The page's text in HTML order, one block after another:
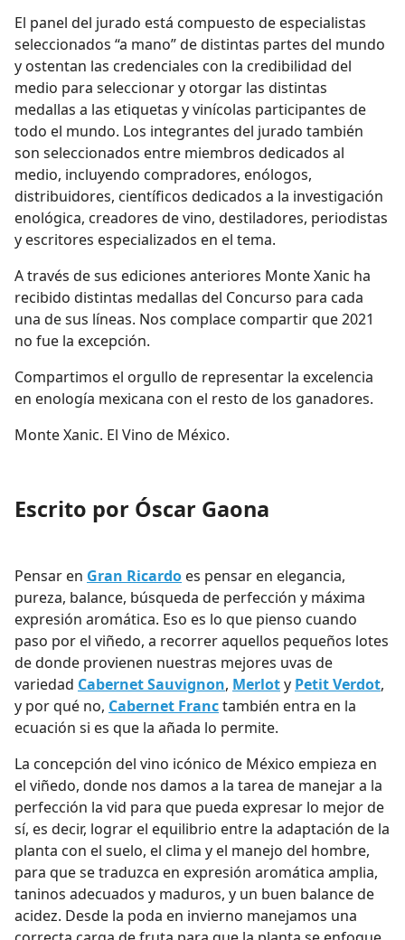
El panel del jurado está compuesto de especialistas
seleccionados “a mano” de distintas partes del mundo
y ostentan las credenciales con la credibilidad del
medio para seleccionar y otorgar las distintas
medallas a las etiquetas y vinícolas participantes de
todo el mundo. Los integrantes del jurado también
son seleccionados entre miembros dedicados al
medio, incluyendo compradores, enólogos,
distribuidores, científicos dedicados a la investigación
enológica, creadores de vino, destiladores, periodistas
y escritores especializados en el tema.
A través de sus ediciones anteriores Monte Xanic ha
recibido distintas medallas del Concurso para cada
una de sus líneas. Nos complace compartir que 2021
no fue la excepción.
Compartimos el orgullo de representar la excelencia
en enología mexicana con el resto de los ganadores.
Monte Xanic. El Vino de México.
Escrito por Óscar Gaona
Pensar en Gran Ricardo es pensar en elegancia,
pureza, balance, búsqueda de perfección y máxima
expresión aromática. Eso es lo que pienso cuando
paso por el viñedo, a recorrer aquellos pequeños lotes
de donde provienen nuestras mejores uvas de
variedad Cabernet Sauvignon, Merloty Petit Verdot,
y por qué no, Cabernet Franctambién entra en la
ecuación si es que la añada lo permite.
La concepción del vino icónico de México empieza en
el viñedo, donde nos damos a la tarea de manejar a la
perfección la vid para que pueda expresar lo mejor de
sí, es decir, lograr el equilibrio entre la adaptación de la
planta con el suelo, el clima y el manejo del hombre,
para que se traduzca en expresión aromática amplia,
taninos adecuados y maduros, y un buen balance de
acidez. Desde la poda en invierno manejamos una